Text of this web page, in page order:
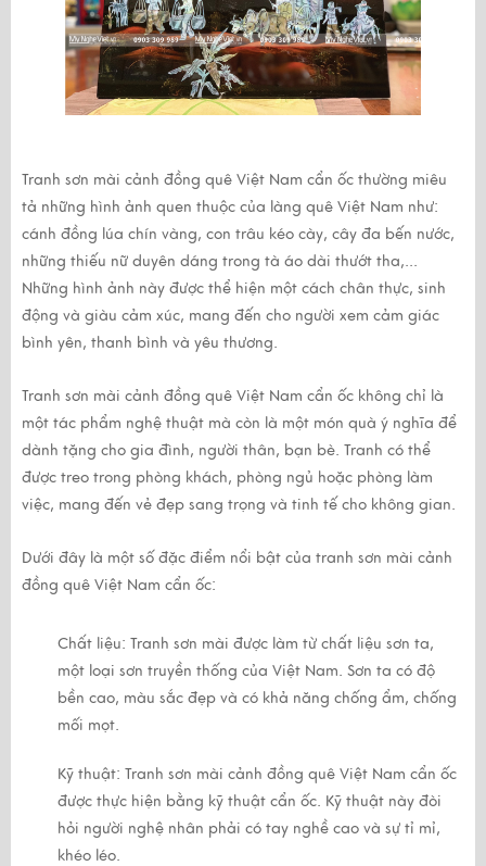
Tranh sơn mài cảnh đồng quê Việt Nam cẩn ốc thường miêu
tả những hình ảnh quen thuộc của làng quê Việt Nam như:
cánh đồng lúa chín vàng, con trâu kéo cày, cây đa bến nước,
những thiếu nữ duyên dáng trong tà áo dài thướt tha,...
Những hình ảnh này được thể hiện một cách chân thực, sinh
động và giàu cảm xúc, mang đến cho người xem cảm giác
bình yên, thanh bình và yêu thương.
Tranh sơn mài cảnh đồng quê Việt Nam cẩn ốc không chỉ là
một tác phẩm nghệ thuật mà còn là một món quà ý nghĩa để
dành tặng cho gia đình, người thân, bạn bè. Tranh có thể
được treo trong phòng khách, phòng ngủ hoặc phòng làm
việc, mang đến vẻ đẹp sang trọng và tinh tế cho không gian.
Dưới đây là một số đặc điểm nổi bật của tranh sơn mài cảnh
đồng quê Việt Nam cẩn ốc:
Chất liệu: Tranh sơn mài được làm từ chất liệu sơn ta,
một loại sơn truyền thống của Việt Nam. Sơn ta có độ
bền cao, màu sắc đẹp và có khả năng chống ẩm, chống
mối mọt.
Kỹ thuật: Tranh sơn mài cảnh đồng quê Việt Nam cẩn ốc
được thực hiện bằng kỹ thuật cẩn ốc. Kỹ thuật này đòi
hỏi người nghệ nhân phải có tay nghề cao và sự tỉ mỉ,
khéo léo.